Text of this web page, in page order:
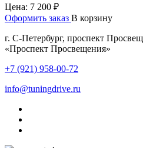
Цена: 7 200 ₽
Оформить заказ В корзину
г. С-Петербург, проспект
«Проспект Просвещения»
+7 (921) 958-00-72
info@tuningdrive.ru